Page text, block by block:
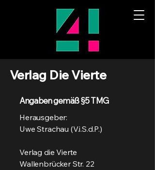
Verlag Die Vierte
Angaben gemäß §5 TMG
Herausgeber:
Uwe Strachau (V.i.S.d.P.)
Verlag die Vierte
Wallenbrücker Str. 22